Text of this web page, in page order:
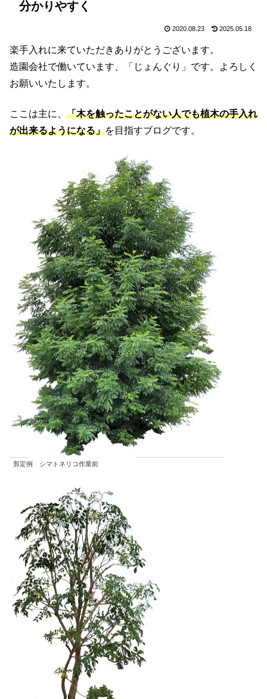
分かりやすく
2020.08.23 2025.05.18
楽手入れに来ていただきありがとうございます。
造園会社で働いています、「じょんぐり」です。よろしく
お願いいたします。
ここは主に、 「木を触ったことがない人でも植木の手入れ
が出来るようになる」を目指すブログです。
剪定例 シマトネリコ作業前